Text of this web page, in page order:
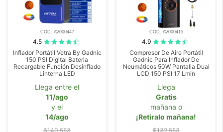
COD. AV000447
4.5
Inflador Portátil Vetra By Gadnic
150 PSI Digital Bateria
Recargable Función Desinflado
Linterna LED
Llega entre el
11/ago
y el
14/ago
$140.553
COD. AV000415
4.9
Compresor De Aire Portátil
Gadnic Para Inflador De
Neumáticos 50W Pantalla Dual
LCD 150 PSI 17 Lmin
Llega
Gratis
mañana o
¡Retiralo mañana!
$132.553